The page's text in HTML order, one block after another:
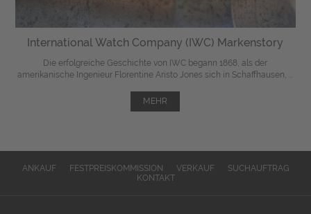
International Watch Company (IWC) Markenstory
Die erfolgreiche Geschichte von IWC begann 1868, als der
amerikanische Ingenieur Florentine Aristo Jones sich in Schaffhausen, ...
MEHR
ANKAUF FESTPREISKOMMISSION VERKAUF
SUCHAUFTRAG
KONTAKT